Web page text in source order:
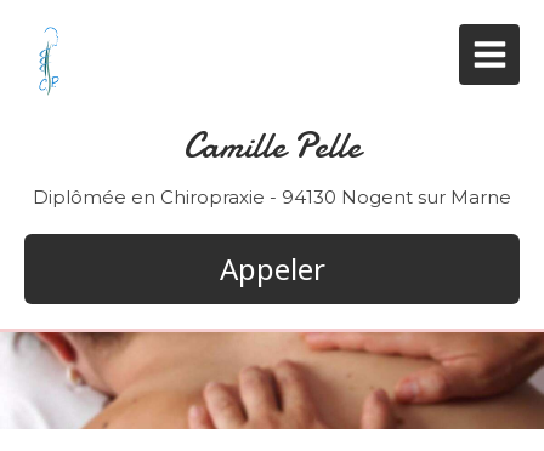
Camille Pelle
Diplômée en Chiropraxie - 94130 Nogent sur Marne
Appeler